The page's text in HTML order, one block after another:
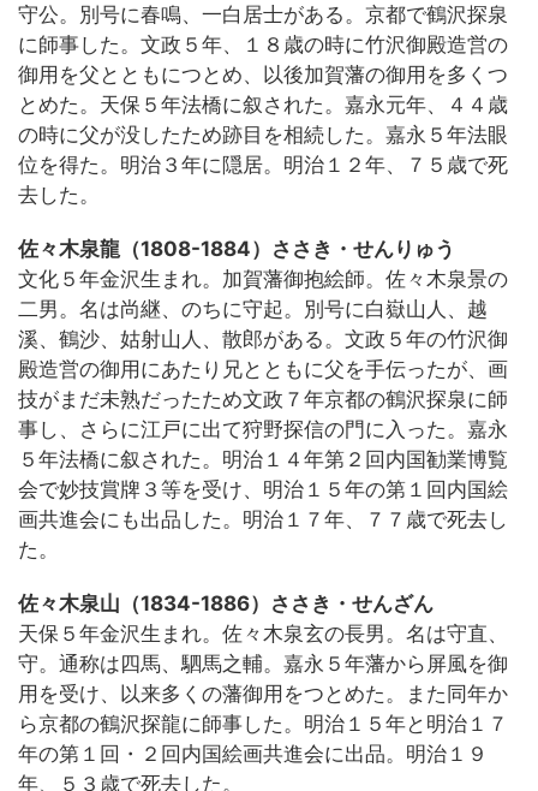
守公。別号に春鳴、一白居士がある。京都で鶴沢探泉
に師事した。文政５年、１８歳の時に竹沢御殿造営の
御用を父とともにつとめ、以後加賀藩の御用を多くつ
とめた。天保５年法橋に叙された。嘉永元年、４４歳
の時に父が没したため跡目を相続した。嘉永５年法眼
位を得た。明治３年に隠居。明治１２年、７５歳で死
去した。
佐々木泉龍（1808-1884）ささき・せんりゅう
文化５年金沢生まれ。加賀藩御抱絵師。佐々木泉景の
二男。名は尚継、のちに守起。別号に白嶽山人、越
溪、鶴沙、姑射山人、散郎がある。文政５年の竹沢御
殿造営の御用にあたり兄とともに父を手伝ったが、画
技がまだ未熟だったため文政７年京都の鶴沢探泉に師
事し、さらに江戸に出て狩野探信の門に入った。嘉永
５年法橋に叙された。明治１４年第２回内国勧業博覧
会で妙技賞牌３等を受け、明治１５年の第１回内国絵
画共進会にも出品した。明治１７年、７７歳で死去し
た。
佐々木泉山（1834-1886）ささき・せんざん
天保５年金沢生まれ。佐々木泉玄の長男。名は守直、
守。通称は四馬、駟馬之輔。嘉永５年藩から屏風を御
用を受け、以来多くの藩御用をつとめた。また同年か
ら京都の鶴沢探龍に師事した。明治１５年と明治１７
年の第１回・２回内国絵画共進会に出品。明治１９
年、５３歳で死去した。